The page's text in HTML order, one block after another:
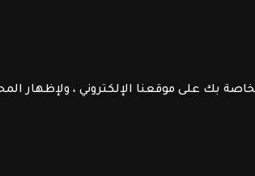
بك على موقعنا الإلكتروني ، ولإظهار